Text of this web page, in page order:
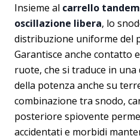
Insieme al carrello
oscillazione libera, lo
distribuzione uniforme del
Garantisce anche contatto
ruote, che si traduce in
della potenza anche su
combinazione tra snodo,
posteriore spiovente
accidentati e morbidi